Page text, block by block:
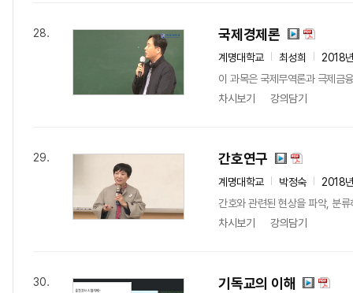
28. 국제경제론
계명대학교 최성희
2018
이 과목은 국제무역론과 극제금
차시보기
강의담기
29. 간호연구
계명대학교 박정숙
2018
간호와 관련된 현상을 파악, 분
차시보기
강의담기
30. 기독교의 이해